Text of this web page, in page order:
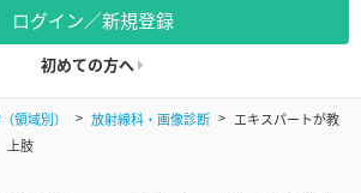
ログイン／新規登録
初めての方へ
領域別） 放射線科・画像診断
エキスパートが教
上肢